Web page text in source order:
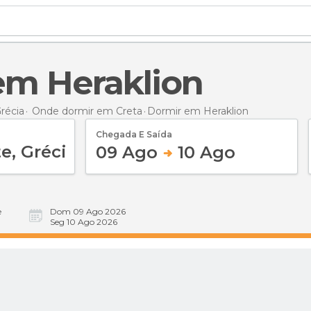
Heraklion
Onde dormir em Creta Dormir em Heraklion
Chegada E Saída
09 Ago 10 Ago
Dom 09 Ago 2026
Seg 10 Ago 2026